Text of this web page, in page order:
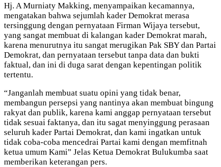
Hj. A Murniaty Makking, menyampaikan kecamannya,
mengatakan bahwa sejumlah kader Demokrat merasa
tersinggung dengan pernyataan Firman Wijaya tersebut,
yang sangat membuat di kalangan kader Demokrat marah,
karena menurutnya itu sangat merugikan Pak SBY dan Partai
Demokrat, dan pernyataan tersebut tanpa data dan bukti
faktual, dan ini di duga sarat dengan kepentingan politik
tertentu.
“Janganlah membuat suatu opini yang tidak benar,
membangun persepsi yang nantinya akan membuat bingung
rakyat dan publik, karena kami anggap pernyataan tersebut
tidak sesuai faktanya, dan itu sagat menyinggung perasaan
seluruh kader Partai Demokrat, dan kami ingatkan untuk
tidak coba-coba mencedrai Partai kami dengan memfitnah
ketua umum Kami” Jelas Ketua Demokrat Bulukumba saat
memberikan keterangan pers.